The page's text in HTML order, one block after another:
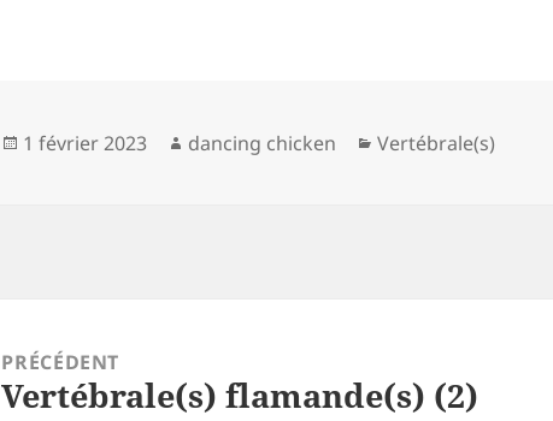
Publié
1 février 2023 Auteur
dancing chicken Catégories
Vertébrale(s)
PRÉCÉDENT
Article
Vertébrale(s) flamande(s) (2)